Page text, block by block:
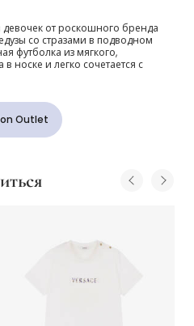
с Медузой
для девочек
девочек от роскошного бренда
со стразами в подводном
футболка из мягкого,
носке и легко сочетается с
Outlet